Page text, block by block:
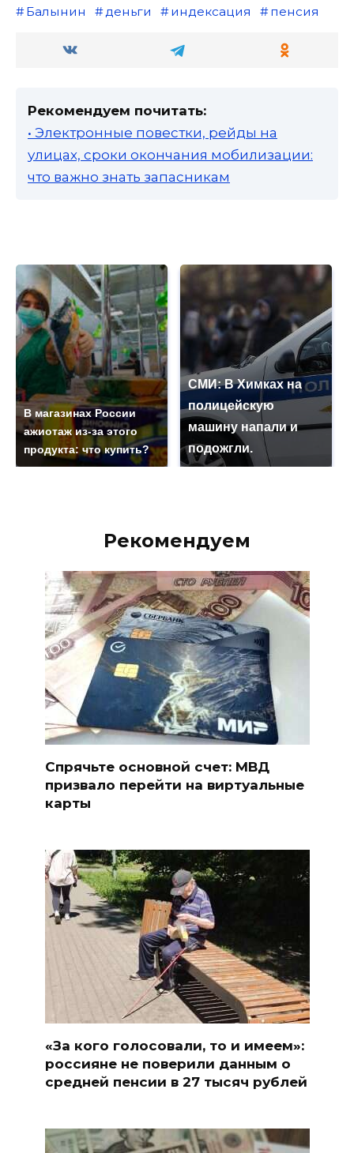
Балынин деньги индексация пенсия
Рекомендуем почитать:
• Электронные повестки, рейды на
улицах, сроки окончания мобилизации:
что важно знать запасникам
В магазинах России
ажиотаж из-за этого
продукта: что купить?
СМИ: В Химках на
полицейскую
машину напали и
подожгли.
Рекомендуем
Спрячьте основной счет: МВД
призвало перейти на виртуальные
карты
«За кого голосовали, то и имеем»:
россияне не поверили данным о
средней пенсии в 27 тысяч рублей